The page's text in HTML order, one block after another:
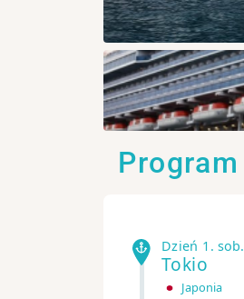
Program
Dzień 1 . sob.
Tokio
Japonia